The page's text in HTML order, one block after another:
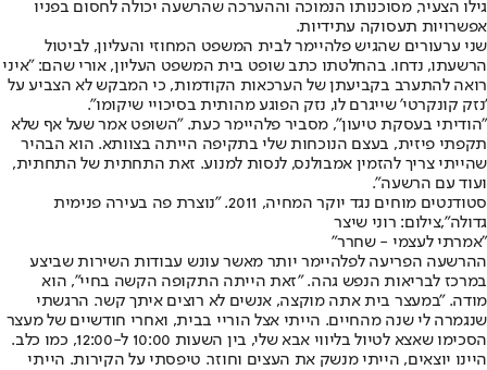
גילו הצעיר, מסוכנותו הנמוכה וההערכה שהרשעה יכולה לחסום בפניו
אפשרויות תעסוקה עתידיות.
שני ערעורים שהגיש פלהיימר לבית המשפט המחוזי והעליון, לביטול
הרשעתו, נדחו. בהחלטתו כתב שופט בית המשפט העליון, אורי שהם: "איני
רואה להתערב בקביעתן של הערכאות הקודמות, כי המבקש לא הצביע על
'נזק קונקרטי' שייגרם לו, נזק הפוגע מהותית בסיכויי שיקומו".
"הודיתי בעסקת טיעון", מסביר פלהיימר כעת. "השופט אמר שעל אף שלא
תקפתי פיזית, בעצם הנוכחות שלי בתקיפה הייתה בצוותא. הוא הבהיר
שהייתי צריך להזמין אמבולנס, לנסות למנוע. זאת התחתית של התחתית,
ועוד עם הרשעה".
סטודנטים מוחים נגד יוקר המחיה, 2011. "נוצרת פה בעירה פנימית
גדולה",צילום: רוני שיצר
"אמרתי לעצמי - שחרר"
ההרשעה הפריעה לפלהיימר יותר מאשר עונש עבודות השירות שביצע
במרכז לבריאות הנפש גהה. "זאת הייתה התקופה הקשה בחיי", הוא
מודה. "במעצר בית אתה מוקצה, אנשים לא רוצים איתך קשר. הרגשתי
שנגמרה לי שנה מהחיים. הייתי אצל הוריי בבית, ואחרי חודשיים של מעצר
הסכימו שאצא לטיול בליווי אבא שלי, בין השעות 10:00 ל-12:00, כמו כלב.
היינו יוצאים, הייתי מנשק את העצים וחוזר. טיפסתי על הקירות. הייתי